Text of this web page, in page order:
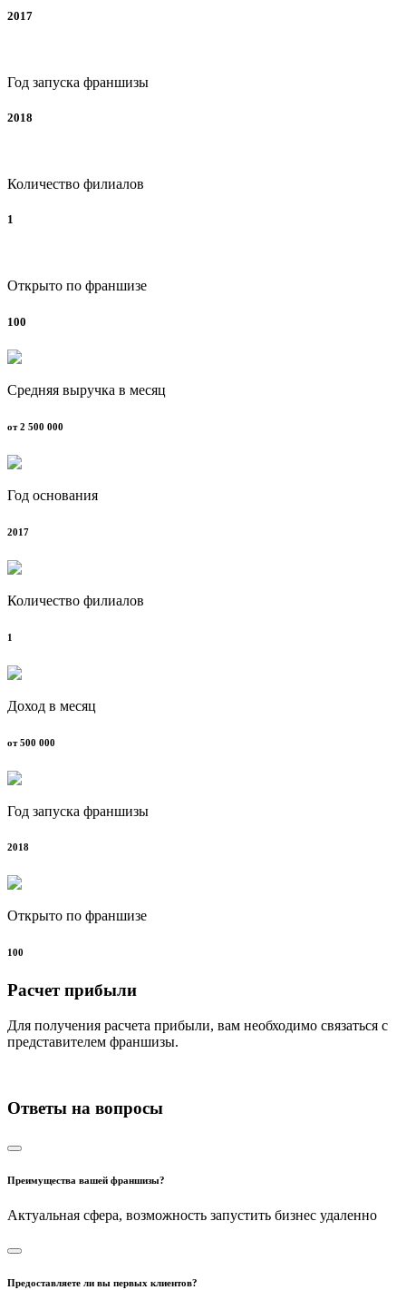
2017
Год запуска франшизы
2018
Количество филиалов
1
Открыто по франшизе
100
Средняя выручка в месяц
от 2 500 000
Год основания
2017
Количество филиалов
1
Доход в месяц
от 500 000
Год запуска франшизы
2018
Открыто по франшизе
100
Расчет прибыли
Для получения расчета прибыли, вам необходимо связаться с
представителем франшизы.
Ответы на вопросы
Преимущества вашей франшизы?
Актуальная сфера, возможность запустить бизнес удаленно
Предоставляете ли вы первых клиентов?